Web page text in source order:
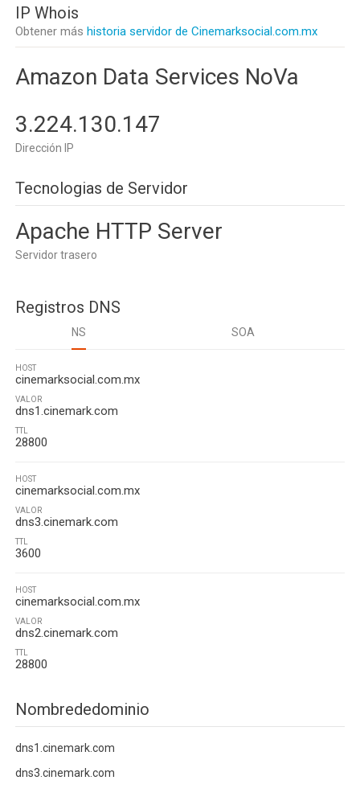
IP Whois
Obtener más historia servidor de Cinemarksocial.com.mx
Amazon Data Services NoVa
3.224.130.147
Dirección IP
Tecnologias de Servidor
Apache HTTP Server
Servidor trasero
Registros DNS
NS SOA
HOST
cinemarksocial.com.mx
VALOR
dns1.cinemark.com
TTL
28800
HOST
cinemarksocial.com.mx
VALOR
dns3.cinemark.com
TTL
3600
HOST
cinemarksocial.com.mx
VALOR
dns2.cinemark.com
TTL
28800
Nombrededominio
dns1.cinemark.com
dns3.cinemark.com